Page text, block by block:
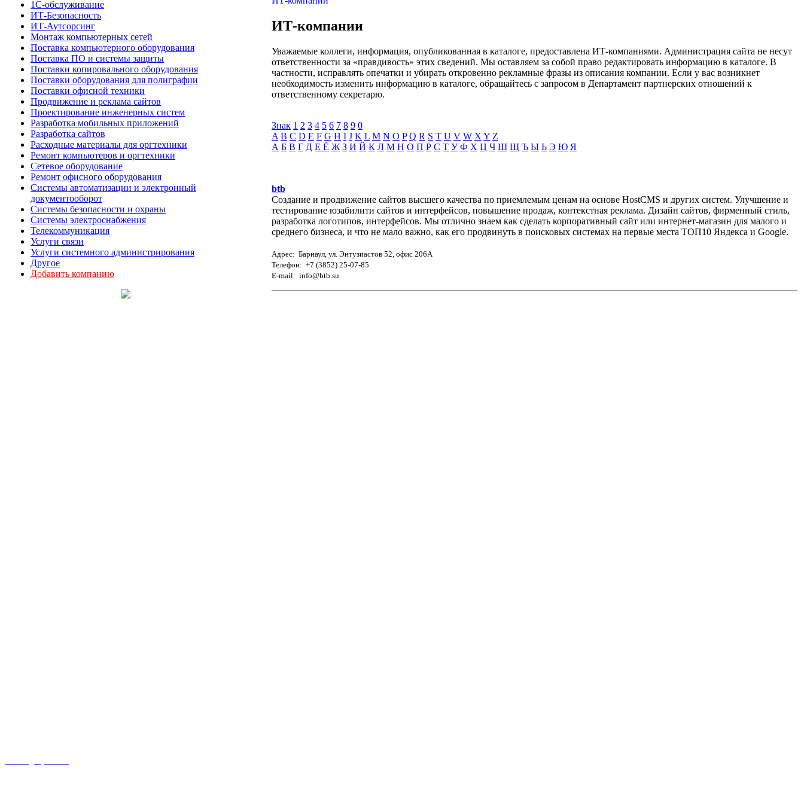
1С-обслуживание
ИТ-Безопасность
ИТ-Аутсорсинг
Монтаж компьютерных сетей
Поставка компьютерного оборудования
Поставка ПО и системы защиты
Поставки копировального оборудования
Поставки оборудования для полиграфии
Поставки офисной техники
Продвижение и реклама сайтов
Проектирование инженерных систем
Разработка мобильных приложений
Разработка сайтов
Расходные материалы для оргтехники
Ремонт компьютеров и оргтехники
Сетевое оборудование
Ремонт офисного оборудования
Системы автоматизации и электронный
документооборот
Системы безопасности и охраны
Системы электроснабжения
Телекоммуникация
Услуги связи
Услуги системного администрирования
Другое
Добавить компанию
ИТ-компании
Уважаемые коллеги, информация, опубликованная в каталоге, предоставлена ИТ-компаниями. Администрация сайта не несут
ответственности за «правдивость» этих сведений. Мы оставляем за собой право редактировать информацию в каталоге. В
частности, исправлять опечатки и убирать откровенно рекламные фразы из описания компании. Если у вас возникнет
необходимость изменить информацию в каталоге, обращайтесь с запросом в Департамент партнерских отношений к
ответственному секретарю.
Знак 1 2 3 4 5 6 7 8 9 0
A B C D E F G H I J K L M N O P Q R S T U V W X Y Z
А Б В Г Д Е Ё Ж З И Й К Л М Н О П Р С Т У Ф Х Ц Ч Ш Щ Ъ Ы Ь Э Ю Я
btb
Создание и продвижение сайтов высшего качества по приемлемым ценам на основе HostCMS и других систем. Улучшение и
тестирование юзабилити сайтов и интерфейсов, повышение продаж, контекстная реклама. Дизайн сайтов, фирменный стиль,
разработка логотипов, интерфейсов. Мы отлично знаем как сделать корпоративный сайт или интернет-магазин для малого и
среднего бизнеса, и что не мало важно, как его продвинуть в поисковых системах на первые места ТОП10 Яндекса и Google.
Адрес: Барнаул, ул. Энтузиастов 52, офис 206А
Телефон: +7 (3852) 25-07-85
E-mail: info@btb.su